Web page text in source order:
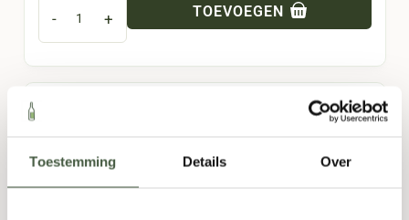
Toestemming Details Over
- + TOEVOEGEN